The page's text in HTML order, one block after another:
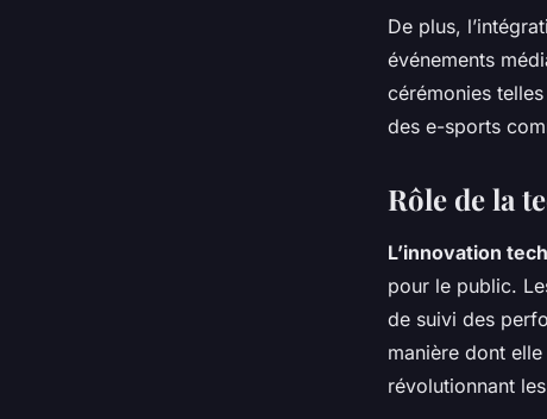
De plus,
événements
cérémonies
des e-sports
Rôle de la
L’innovation
pour le public.
de suivi des
manière dont
révolutionnant